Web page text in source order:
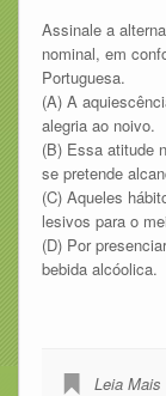
Assinale a
nominal, em
Portuguesa.
(A) A
alegria ao noivo.
(B) Essa atitude
se pretende
(C) Aqueles
lesivos para o
(D) Por
bebida alcóolica.
Leia Mais